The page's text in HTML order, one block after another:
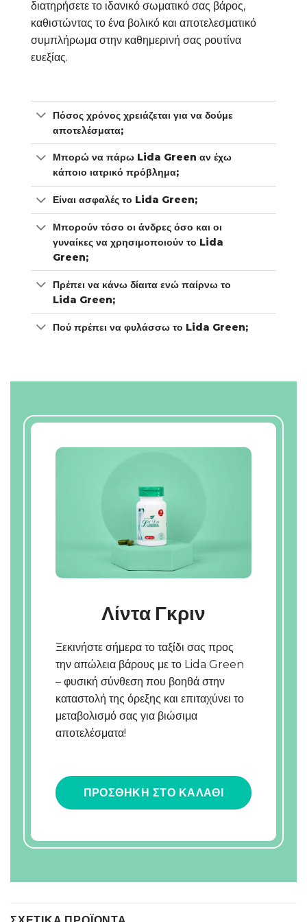
διατηρήσετε το ιδανικό σωματικό σας βάρος,
καθιστώντας το ένα βολικό και αποτελεσματικό
συμπλήρωμα στην καθημερινή σας ρουτίνα
ευεξίας.
Πόσος χρόνος χρειάζεται για να δούμε
αποτελέσματα;
Μπορώ να πάρω Lida Green αν έχω
κάποιο ιατρικό πρόβλημα;
Είναι ασφαλές το Lida Green;
Μπορούν τόσο οι άνδρες όσο και οι
γυναίκες να χρησιμοποιούν το Lida
Green;
Πρέπει να κάνω δίαιτα ενώ παίρνω το
Lida Green;
Πού πρέπει να φυλάσσω το Lida Green;
Λίντα Γκριν
Ξεκινήστε σήμερα το ταξίδι σας προς
την απώλεια βάρους με το Lida Green
– φυσική σύνθεση που βοηθά στην
καταστολή της όρεξης και επιταχύνει το
μεταβολισμό σας για βιώσιμα
αποτελέσματα!
ΠΡΟΣΘΗΚΗ ΣΤΟ ΚΑΛΑΘΙ